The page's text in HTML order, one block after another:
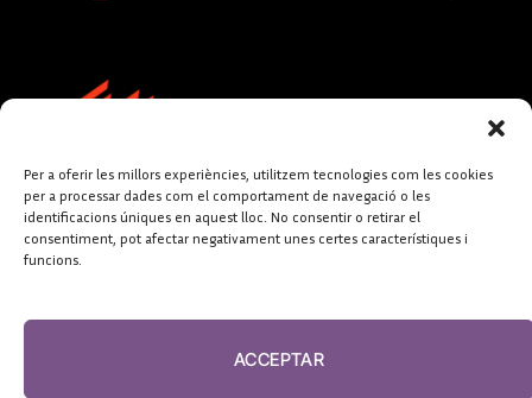
Per a oferir les millors experiències, utilitzem tecnologies com les cookies
per a processar dades com el comportament de navegació o les
identificacions úniques en aquest lloc. No consentir o retirar el
consentiment, pot afectar negativament unes certes característiques i
funcions.
ACCEPTAR
FUNDACIÓ